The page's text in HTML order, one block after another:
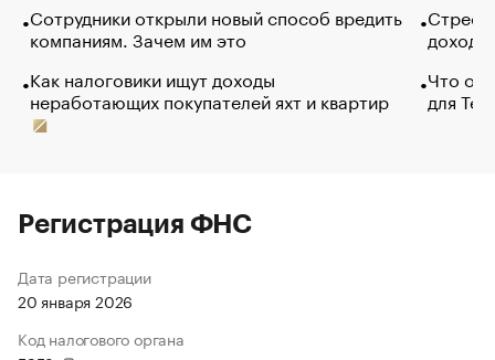
Сотрудники открыли новый способ вредить
компаниям. Зачем им это
Как налоговики ищут доходы
неработающих покупателей яхт и квартир
Что
для
Регистрация ФНС
Дата регистрации
20 января 2026
Код налогового органа